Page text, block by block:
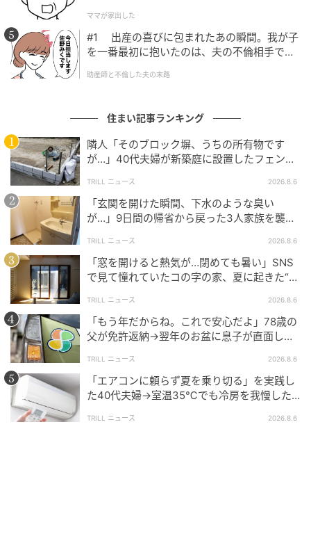
＜写真＞収納はインドのカラーミラー。
LOG（ログ）
広島県尾道市東土堂町11-12
Hearst Owned
SOIL Nihonbashi Hotel（ソイル日本橋ホテ
ル）
街とホテルをシームレスにつなぐ質感豊かなレンガタ
イル
ママが家出した
#1 出産の喜びに包まれたあの瞬間。我が子
を一番最初に抱いたのは、夫の不倫相手でし
助産師と不倫した夫の末路
住まい記事ランキング
隣人「そのブロック塀、うちの所有物です
が…」40代夫婦が新築庭に設置したフェン
TRILL ニュース 2026.8.6
「玄関を開けた瞬間、下水のような臭い
が…」9日間の帰省から戻った3人家族を襲っ
TRILL ニュース 2026.8.6
「窓を開けると熱気が…閉めても暑い」SNS
で見て憧れていたコの字の家、夏に起きた“想
TRILL ニュース 2026.8.6
「もう年だからね。これで安心だよ」78歳の
父が免許返納→翌年のお盆に息子が直面し
TRILL ニュース 2026.8.6
「エアコンに頼らず夏を乗り切る」を実践し
た40代夫婦→室温35℃でも冷房を我慢した
TRILL ニュース 2026.8.6